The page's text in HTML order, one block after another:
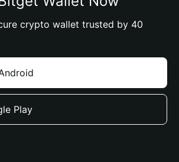
crypto wallet trusted by 40
Play